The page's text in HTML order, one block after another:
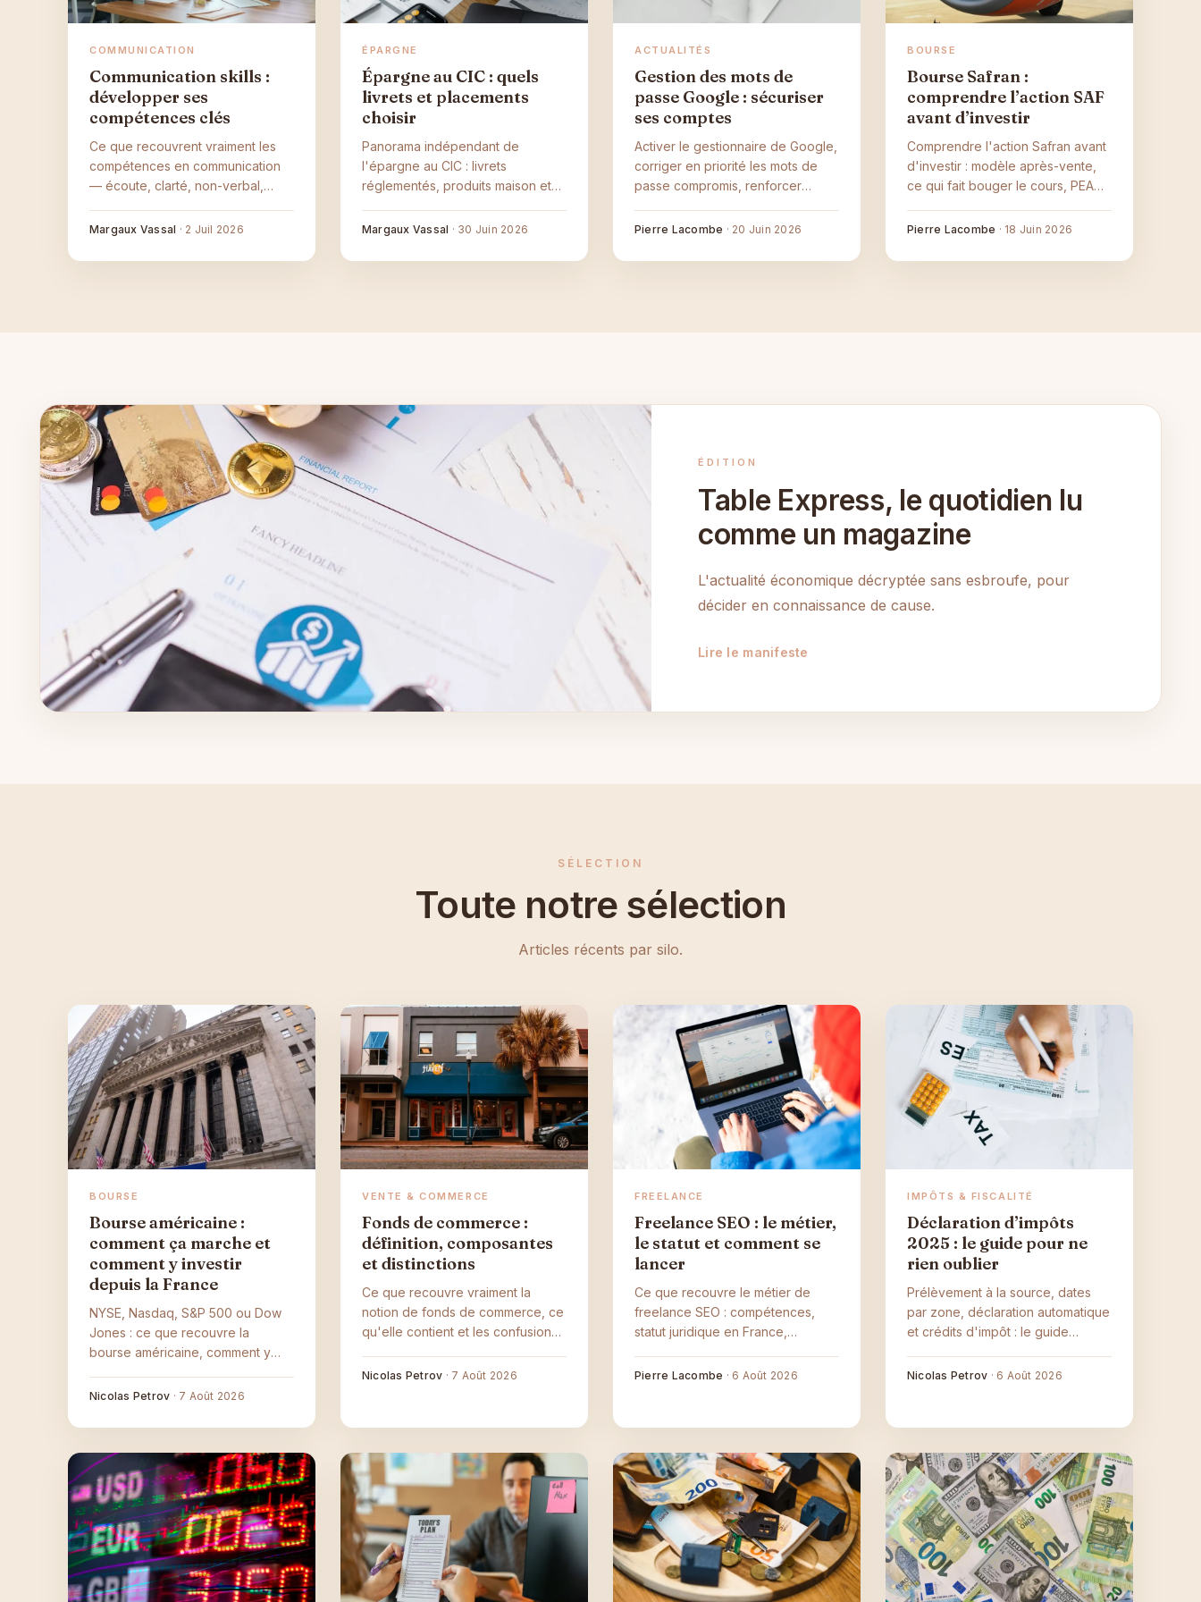
COMMUNICATION
Communication skills :
développer ses
compétences clés
Ce que recouvrent vraiment les
compétences en communication
— écoute, clarté, non-verbal,
progresser concrètement.
Margaux Vassal · 2 Juil 2026
ÉPARGNE
Épargne au CIC : quels
livrets et placements
choisir
Panorama indépendant de
l'épargne au CIC : livrets
réglementés, produits maison et
selon votre horizon.
Margaux Vassal · 30 Juin 2026
ACTUALITÉS
Gestion des mots de
passe Google : sécuriser
ses comptes
Activer le gestionnaire de Google,
corriger en priorité les mots de
passe compromis, renforcer
étapes : les gestes concrets pour
Pierre Lacombe · 20 Juin 2026
BOURSE
Bourse Safran :
comprendre l’action SAF
avant d’investir
Comprendre l'action Safran avant
d'investir : modèle après-vente,
ce qui fait bouger le cours, PEA
connaître.
Pierre Lacombe · 18 Juin 2026
ÉDITION
Table Express, le quotidien lu
comme un magazine
L'actualité économique décryptée sans esbroufe, pour
décider en connaissance de cause.
Lire le manifeste
SÉLECTION
Toute notre sélection
Articles récents par silo.
BOURSE
Bourse américaine :
comment ça marche et
comment y investir
depuis la France
NYSE, Nasdaq, S&P 500 ou Dow
Jones : ce que recouvre la
bourse américaine, comment y
compte-titres ou un ETF, et les
concentration à connaître.
Nicolas Petrov · 7 Août 2026
VENTE & COMMERCE
Fonds de commerce :
définition, composantes
et distinctions
Ce que recouvre vraiment la
notion de fonds de commerce, ce
qu'elle contient et les confusions
la société qui l'exploite.
Nicolas Petrov · 7 Août 2026
FREELANCE
Freelance SEO : le métier,
le statut et comment se
lancer
Ce que recouvre le métier de
freelance SEO : compétences,
statut juridique en France,
de trouver ses clients, plus les
Pierre Lacombe · 6 Août 2026
IMPÔTS & FISCALITÉ
Déclaration d’impôts
2025 : le guide pour ne
rien oublier
Prélèvement à la source, dates
par zone, déclaration automatique
et crédits d'impôt : le guide
de revenus 2024 sans rien oublier.
Nicolas Petrov · 6 Août 2026